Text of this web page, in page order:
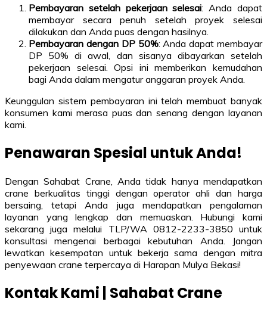
Pembayaran setelah pekerjaan selesai: Anda dapat
membayar secara penuh setelah proyek selesai
dilakukan dan Anda puas dengan hasilnya.
Pembayaran dengan DP 50%: Anda dapat membayar
DP 50% di awal, dan sisanya dibayarkan setelah
pekerjaan selesai. Opsi ini memberikan kemudahan
bagi Anda dalam mengatur anggaran proyek Anda.
Keunggulan sistem pembayaran ini telah membuat banyak
konsumen kami merasa puas dan senang dengan layanan
kami.
Penawaran Spesial untuk Anda!
Dengan Sahabat Crane, Anda tidak hanya mendapatkan
crane berkualitas tinggi dengan operator ahli dan harga
bersaing, tetapi Anda juga mendapatkan pengalaman
layanan yang lengkap dan memuaskan. Hubungi kami
sekarang juga melalui TLP/WA 0812-2233-3850 untuk
konsultasi mengenai berbagai kebutuhan Anda. Jangan
lewatkan kesempatan untuk bekerja sama dengan mitra
penyewaan crane terpercaya di Harapan Mulya Bekasi!
Kontak Kami | Sahabat Crane